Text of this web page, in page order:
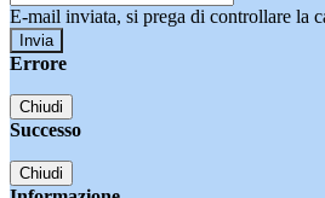
E-mail inviata, si prega di controllare la
Errore
Chiudi
Successo
Chiudi